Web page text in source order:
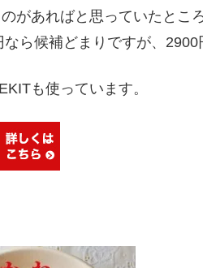
があればと思っていたとこ
ら候補どまりですが、2900
も使っています。